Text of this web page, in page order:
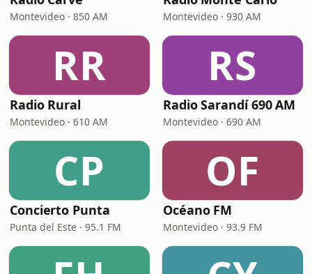
Montevideo · 850 AM Montevideo · 930 AM
RR
Radio Rural
Montevideo · 610 AM
RS
Radio Sarandí 690 AM
Montevideo · 690 AM
CP
Concierto Punta
Punta del Este · 95.1 FM
OF
Océano FM
Montevideo · 93.9 FM